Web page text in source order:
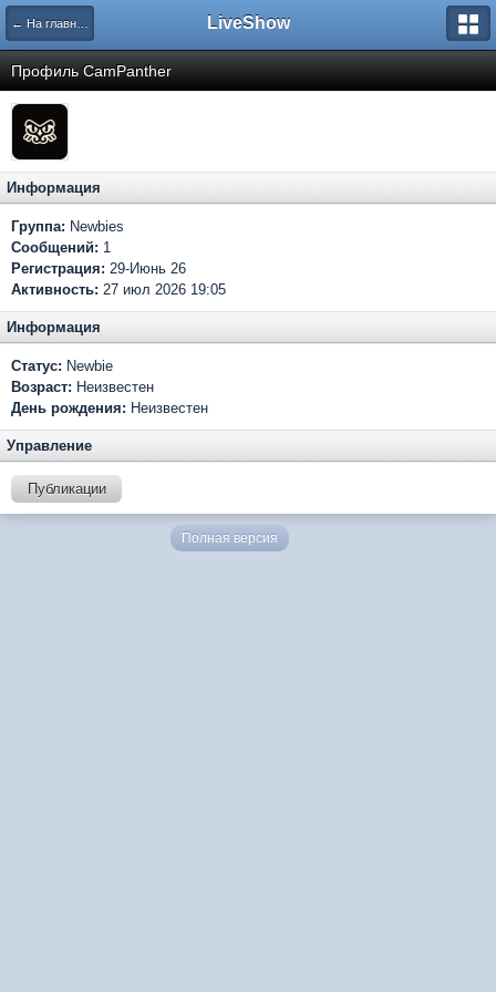
← На главную LiveShow
Профиль CamPanther
Информация
Группа: Newbies
Сообщений: 1
Регистрация: 29-Июнь 26
Активность: 27 июл 2026 19:05
Информация
Статус: Newbie
Возраст: Неизвестен
День рождения: Неизвестен
Управление
Публикации
Полная версия